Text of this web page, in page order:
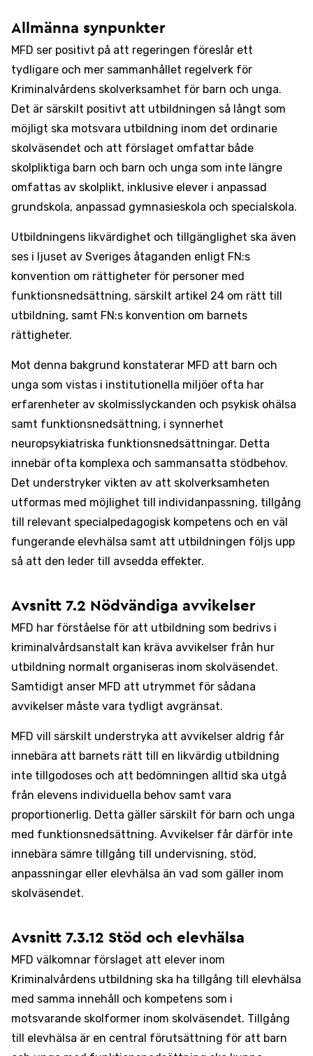
Allmänna synpunkter
MFD ser positivt på att regeringen föreslår ett
tydligare och mer sammanhållet regelverk för
Kriminalvårdens skolverksamhet för barn och unga.
Det är särskilt positivt att utbildningen så långt som
möjligt ska motsvara utbildning inom det ordinarie
skolväsendet och att förslaget omfattar både
skolpliktiga barn och barn och unga som inte längre
omfattas av skolplikt, inklusive elever i anpassad
grundskola, anpassad gymnasieskola och specialskola.
Utbildningens likvärdighet och tillgänglighet ska även
ses i ljuset av Sveriges åtaganden enligt FN:s
konvention om rättigheter för personer med
funktionsnedsättning, särskilt artikel 24 om rätt till
utbildning, samt FN:s konvention om barnets
rättigheter.
Mot denna bakgrund konstaterar MFD att barn och
unga som vistas i institutionella miljöer ofta har
erfarenheter av skolmisslyckanden och psykisk ohälsa
samt funktionsnedsättning, i synnerhet
neuropsykiatriska funktionsnedsättningar. Detta
innebär ofta komplexa och sammansatta stödbehov.
Det understryker vikten av att skolverksamheten
utformas med möjlighet till individanpassning, tillgång
till relevant specialpedagogisk kompetens och en väl
fungerande elevhälsa samt att utbildningen följs upp
så att den leder till avsedda effekter.
Avsnitt 7.2 Nödvändiga avvikelser
MFD har förståelse för att utbildning som bedrivs i
kriminalvårdsanstalt kan kräva avvikelser från hur
utbildning normalt organiseras inom skolväsendet.
Samtidigt anser MFD att utrymmet för sådana
avvikelser måste vara tydligt avgränsat.
MFD vill särskilt understryka att avvikelser aldrig får
innebära att barnets rätt till en likvärdig utbildning
inte tillgodoses och att bedömningen alltid ska utgå
från elevens individuella behov samt vara
proportionerlig. Detta gäller särskilt för barn och unga
med funktionsnedsättning. Avvikelser får därför inte
innebära sämre tillgång till undervisning, stöd,
anpassningar eller elevhälsa än vad som gäller inom
skolväsendet.
Avsnitt 7.3.12 Stöd och elevhälsa
MFD välkomnar förslaget att elever inom
Kriminalvårdens utbildning ska ha tillgång till elevhälsa
med samma innehåll och kompetens som i
motsvarande skolformer inom skolväsendet. Tillgång
till elevhälsa är en central förutsättning för att barn